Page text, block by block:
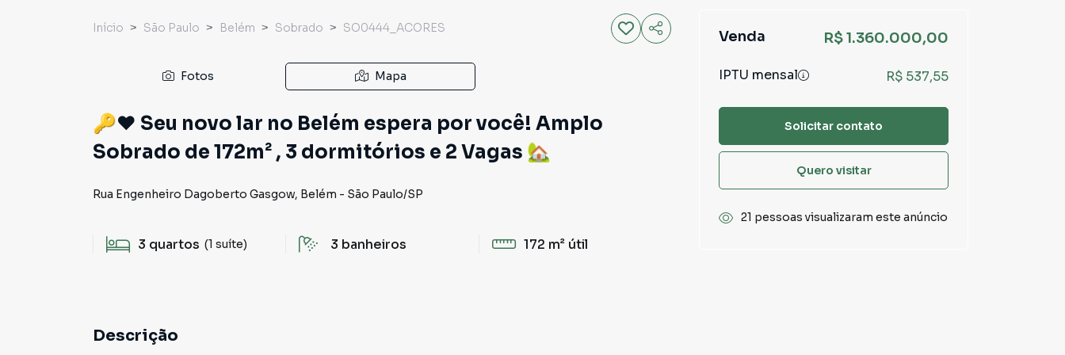
Início São Paulo Belém Sobrado SO0444_ACORES
Fotos Mapa
🔑♥️ Seu novo lar no Belém espera por você! Amplo
Sobrado de 172m² , 3 dormitórios e 2 Vagas 🏡
Rua Engenheiro Dagoberto Gasgow, Belém - São Paulo/SP
3 quartos (1 suíte) 3 banheiros 172 m² útil
Descrição
Venda R$ 1.360.000,00
IPTU mensal R$ 537,55
Solicitar contato
Quero visitar
21 pessoas visualizaram este anúncio